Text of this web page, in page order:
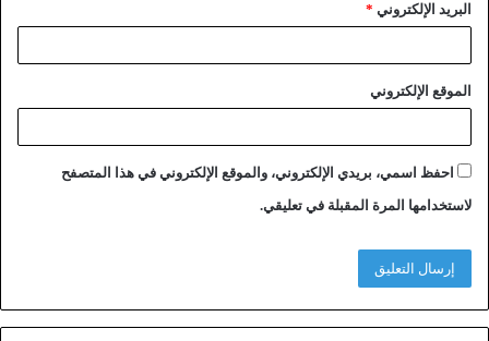
البريد الإلكتروني *
الموقع الإلكتروني
احفظ اسمي، بريدي الإلكتروني، والموقع الإلكتروني في هذا المتصفح
لاستخدامها المرة المقبلة في تعليقي.